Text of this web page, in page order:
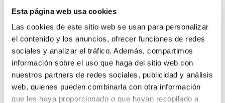
Esta página web usa cookies
Las cookies de este sitio web se usan para personalizar
el contenido y los anuncios, ofrecer funciones de redes
sociales y analizar el tráfico. Además, compartimos
información sobre el uso que haga del sitio web con
nuestros partners de redes sociales, publicidad y análisis
web, quienes pueden combinarla con otra información
que les haya proporcionado o que hayan recopilado a
elevación para limitar la profundidad de inmersión, baño
universal para matraces de evaporación de hasta 5L, junta de
vacío en PTFE de alta resistencia, accesorios varios de
vidrio, etc.. Equipados con detalles como el Easy-Clip para el
cambio fácil de los matraces, manguito de sujeción
patentado, tope de elevación para limitar la profundidad de
inmersión, baño universal para matraces de evaporación de
hasta 5L, junta de vacío en PTFE de alta resistencia,
accesorios varios de vidrio, etc.
Características:
- Disponibles con elevador manual o con motor
Te puede interesar